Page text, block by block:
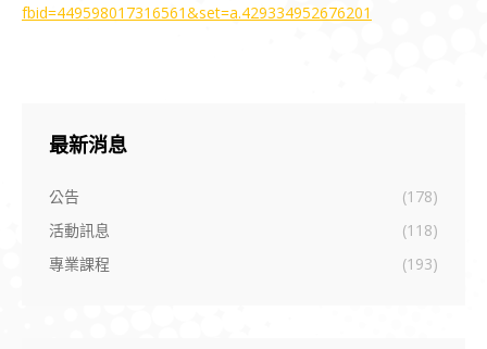
fbid=449598017316561&set=a.429334952676201
最新消息
公告
(178)
活動訊息
(118)
專業課程
(193)